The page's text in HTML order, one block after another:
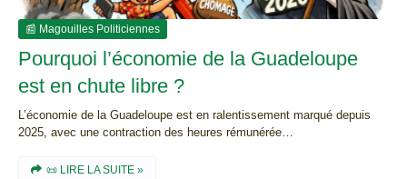
📰 Magouilles Politiciennes
Pourquoi l’économie de la Guadeloupe
est en chute libre ?
L’économie de la Guadeloupe est en ralentissement marqué depuis
2025, avec une contraction des heures rémunérée…
📜 LIRE LA SUITE »